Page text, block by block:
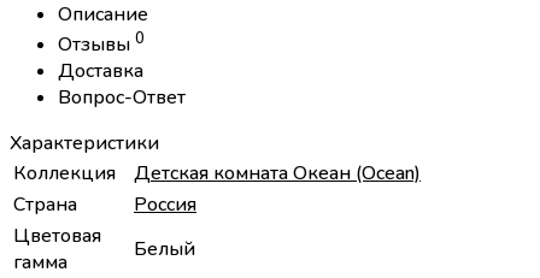
Описание
Отзывы 0
Доставка
Вопрос-Ответ
Характеристики
Коллекция
Детская комната Океан (Ocean)
Страна
Россия
Цветовая
гамма
Белый